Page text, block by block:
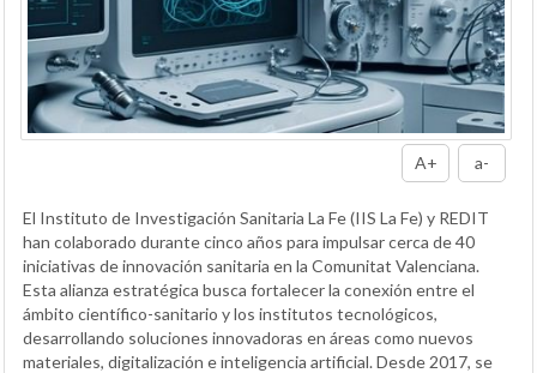
A+ a-
El Instituto de Investigación Sanitaria La Fe (IIS La Fe) y REDIT
han colaborado durante cinco años para impulsar cerca de 40
iniciativas de innovación sanitaria en la Comunitat Valenciana.
Esta alianza estratégica busca fortalecer la conexión entre el
ámbito científico-sanitario y los institutos tecnológicos,
desarrollando soluciones innovadoras en áreas como nuevos
materiales, digitalización e inteligencia artificial. Desde 2017, se